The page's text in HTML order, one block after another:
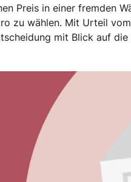
Preis in einer fremden
zu wählen. Mit Urteil
mit Blick auf